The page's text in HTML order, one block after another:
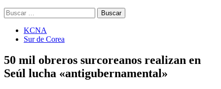
Buscar:
KCNA
Sur de Corea
50 mil obreros surcoreanos realizan en
Seúl lucha «antigubernamental»